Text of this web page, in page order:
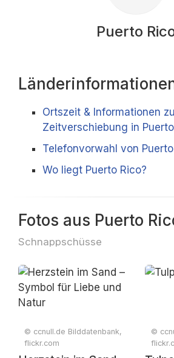
Puerto
Ortszeit & Informationen
Zeitverschiebung in
Telefonvorwahl von
Wo liegt Puerto Rico?
Fotos aus Puerto
Schnappschüsse
© ccnull.de Bilddatenbank,
flickr.com
©